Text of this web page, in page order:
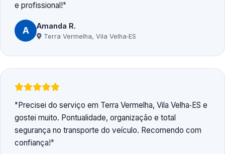
e profissional!
A Amanda R.
Terra Vermelha, Vila Velha‑ES
Precisei do serviço em Terra Vermelha, Vila Velha‑ES e
gostei muito. Pontualidade, organização e total
segurança no transporte do veículo. Recomendo com
confiança!